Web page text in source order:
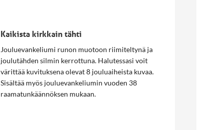
Kaikista kirkkain tähti
Jouluevankeliumi runon muotoon riimiteltynä ja
joulutähden silmin kerrottuna. Halutessasi voit
värittää kuvituksena olevat 8 jouluaiheista kuvaa.
Sisältää myös jouluevankeliumin vuoden 38
raamatunkäännöksen mukaan.